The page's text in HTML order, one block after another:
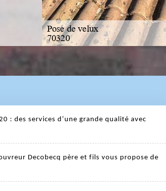
: des services d’une grande qualité avec
Decobecq père et fils vous propose de